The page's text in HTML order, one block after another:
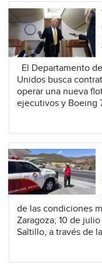
El Departamento
Unidos busca
operar una nueva
ejecutivos y Boeing
de las condiciones
Zaragoza; 10 de
Saltillo, a través de